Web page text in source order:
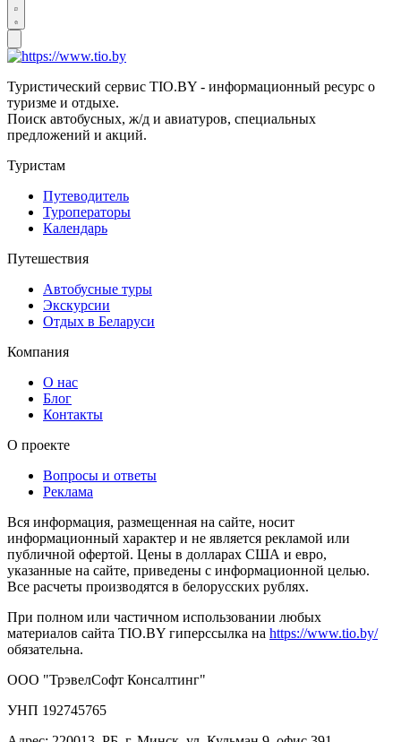
Туристический сервис TIO.BY - информационный ресурс о
туризме и отдыхе.
Поиск автобусных, ж/д и авиатуров, специальных
предложений и акций.
Туристам
Путеводитель
Туроператоры
Календарь
Путешествия
Автобусные туры
Экскурсии
Отдых в Беларуси
Компания
О нас
Блог
Контакты
О проекте
Вопросы и ответы
Реклама
Вся информация, размещенная на сайте, носит
информационный характер и не является рекламой или
публичной офертой. Цены в долларах США и евро,
указанные на сайте, приведены с информационной целью.
Все расчеты производятся в белорусских рублях.
При полном или частичном использовании любых
материалов сайта TIO.BY гиперссылка на https://www.tio.by/
обязательна.
ООО "ТрэвелСофт Консалтинг"
УНП 192745765